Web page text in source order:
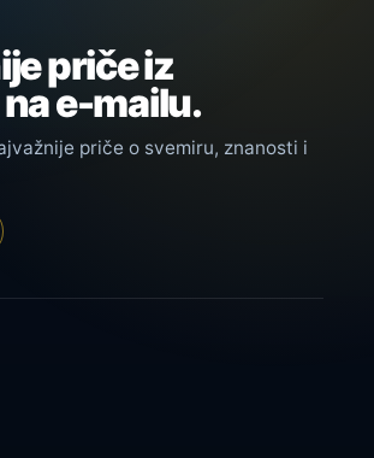
priče iz
e-mailu.
priče o svemiru, znanosti i